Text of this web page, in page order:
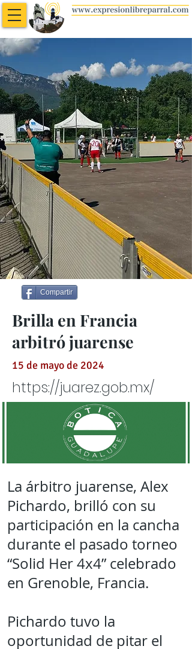
Compartir
Brilla en Francia
arbitró juarense
15 de mayo de 2024
https://juarez.gob.mx/
La árbitro juarense, Alex
Pichardo, brilló con su
participación en la cancha
durante el pasado torneo
“Solid Her 4x4” celebrado
en Grenoble, Francia.
Pichardo tuvo la
oportunidad de pitar el